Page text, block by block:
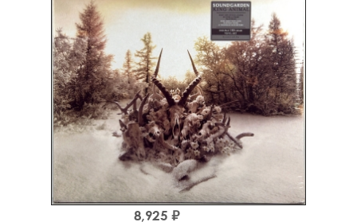
8,925 ₽